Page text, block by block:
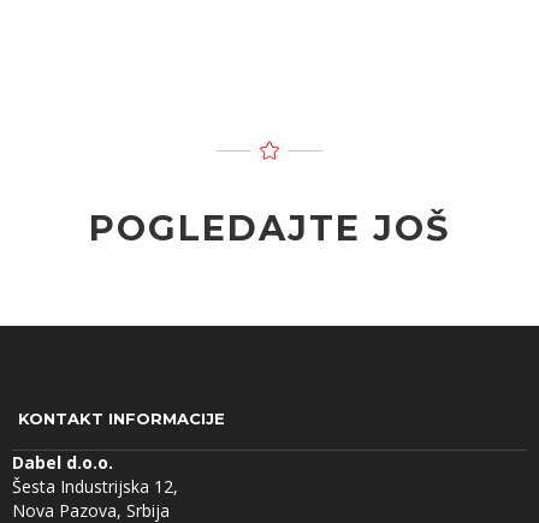
POGLEDAJTE JOŠ
KONTAKT INFORMACIJE
Dabel d.o.o.
Šesta Industrijska 12,
Nova Pazova, Srbija